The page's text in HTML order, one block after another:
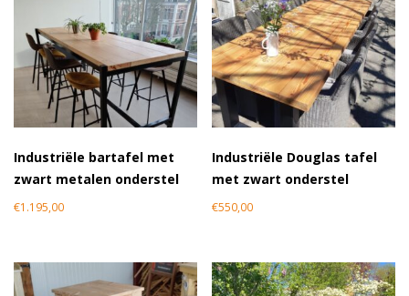
Industriële bartafel met
zwart metalen onderstel
€1.195,00
Industriële Douglas tafel
met zwart onderstel
€550,00